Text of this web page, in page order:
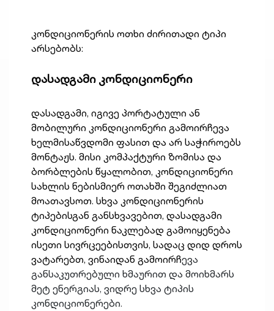
კონდიციონერის ოთხი ძირითადი ტიპი
არსებობს:
დასადგამი კონდიციონერი
დასადგამი, იგივე პორტატული ან
მობილური კონდიციონერი გამოირჩევა
ხელმისაწვდომი ფასით და არ საჭიროებს
მონტაჟს. მისი კომპაქტური ზომისა და
ბორბლების წყალობით, კონდიციონერი
სახლის ნებისმიერ ოთახში შეგიძლიათ
მოათავსოთ. სხვა კონდიციონერის
ტიპებისგან განსხვავებით, დასადგამი
კონდიციონერი ნაკლებად გამოიყენება
ისეთი სივრცეებისთვის, სადაც დიდ დროს
ვატარებთ, ვინაიდან გამოირჩევა
განსაკუთრებული ხმაურით და მოიხმარს
მეტ ენერგიას, ვიდრე სხვა ტიპის
კონდიციონერები.